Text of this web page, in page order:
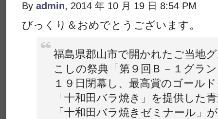
By admin, 2014 年 10 月 19 日 8:54 PM
びっくり＆おめでとうございます。
福島県郡山市で開かれたご当地
こしの祭典「第９回Ｂ－１グラ
１９日閉幕し、最高賞のゴール
「十和田バラ焼き」を提供した
「十和田バラ焼きゼミナール」